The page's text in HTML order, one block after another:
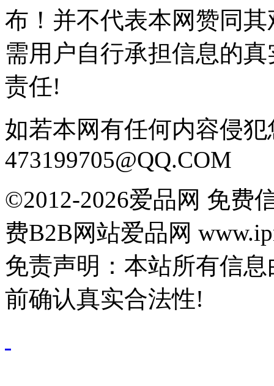
布！并不代表本网赞同
需用户自行承担信息的
责任!
如若本网有任何内容侵
473199705@QQ.COM
©2012-2026爱品网 免费
费B2B网站爱品网
免责声明：本站所有信
前确认真实合法性!